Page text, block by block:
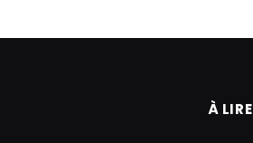
À LIRE